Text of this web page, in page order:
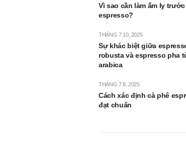
Vì sao cần làm ấm ly
espresso?
Sự khác biệt giữa
robusta và espresso pha
arabica
THÁNG 7 10, 2025
Cách xác định cà phê
đạt chuẩn
THÁNG 7 8, 2025